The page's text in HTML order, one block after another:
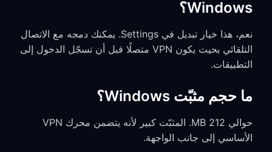
Windows؟
نعم، هذا خيار تبديل في Settings. يمكنك دمجه مع الاتصال
التلقائي بحيث يكون VPN متصلًا قبل أن تسجّل الدخول إلى
التطبيقات.
ما حجم مثبّت Windows؟
حوالي 212 MB. المثبّت كبير لأنه يتضمن محرك VPN
الأساسي إلى جانب الواجهة.